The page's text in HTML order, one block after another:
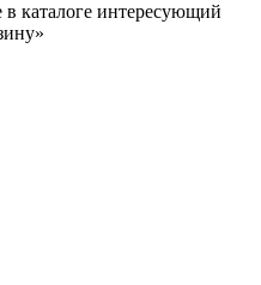
в каталоге интересующий